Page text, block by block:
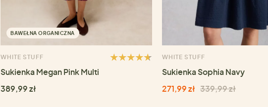
BAWEŁNA ORGANICZNA
WHITE STUFF
Sukienka Megan Pink Multi
389,99 zł
WHITE STUFF
Sukienka Sophia Navy
271,99 zł 339,99 zł